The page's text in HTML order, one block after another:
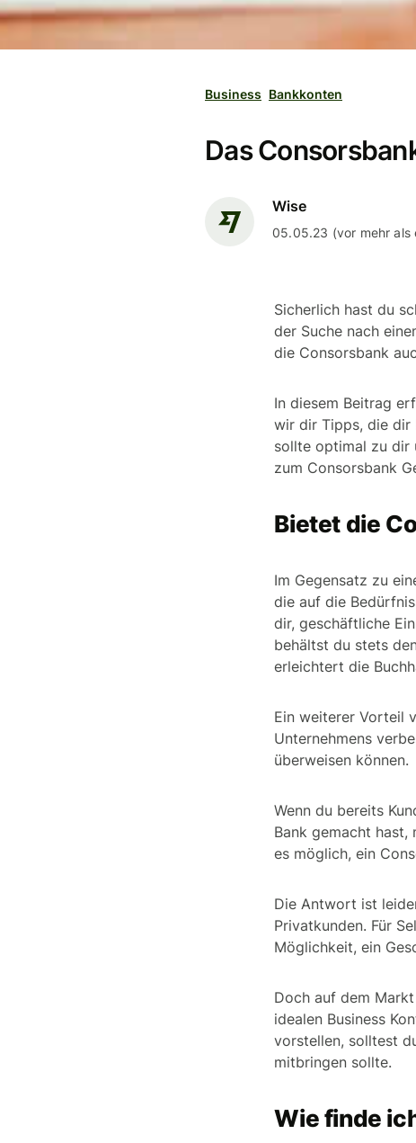
Business Bankkonten
Das
Wise
05.05.23 (vor mehr als
Sicherlich hast du
der Suche nach
die Consorsbank
In diesem Beitrag
wir dir Tipps, die dir
sollte optimal zu dir
zum Consorsbank
Bietet die
Im Gegensatz zu
die auf die
dir, geschäftliche
behältst du stets
erleichtert die
Ein weiterer Vorteil
Unternehmens
überweisen können.
Wenn du bereits
Bank gemacht
es möglich, ein
Die Antwort ist
Privatkunden. Für
Möglichkeit, ein
Doch auf dem
idealen Business
vorstellen, solltest
mitbringen sollte.
Wie finde